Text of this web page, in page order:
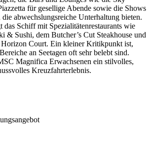
für gesellige Abende sowie die Shows
die abwechslungsreiche Unterhaltung bieten.
das Schiff mit Spezialitätenrestaurants wie
& Sushi, dem Butcher’s Cut Steakhouse und
Horizon Court. Ein kleiner Kritikpunkt ist,
an Seetagen oft sehr belebt sind.
Magnifica Erwachsenen ein stilvolles,
Kreuzfahrterlebnis.